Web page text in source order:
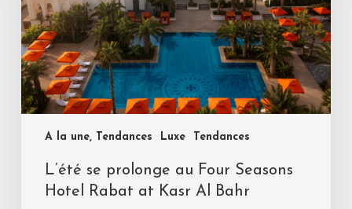
A la une, Tendances Luxe Tendances
L’été se prolonge au Four Seasons
Hotel Rabat at Kasr Al Bahr